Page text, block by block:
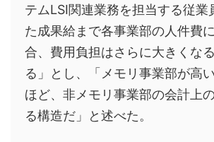
テムLSI関連業務を担当する従業
た成果給まで各事業部の人件費
合、費用負担はさらに大きくな
る」とし、「メモリ事業部が高
ほど、非メモリ事業部の会計上
る構造だ」と述べた。